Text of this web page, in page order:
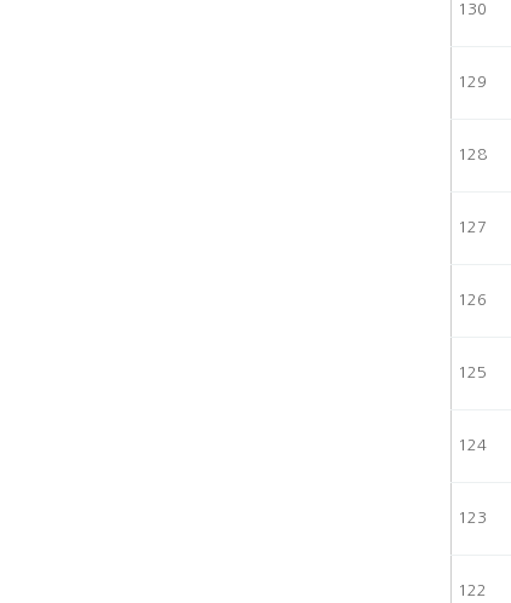
130
129
128
127
126
125
124
123
122